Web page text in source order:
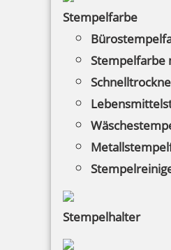
Stempelfarbe
Stempelfarbe
Stempelhalter
HINWEISE